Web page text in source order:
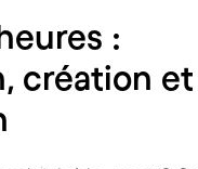
:
création et